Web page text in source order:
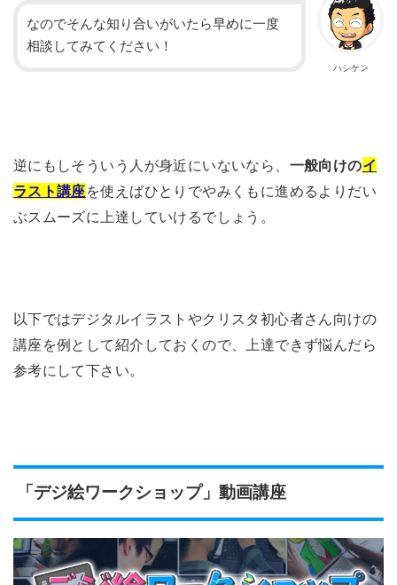
ハシケン
なのでそんな知り合いがいたら早めに一度
相談してみてください！
逆にもしそういう人が身近にいないなら、 一般向けのイ
ラスト講座を使えばひとりでやみくもに進めるよりだい
ぶスムーズに上達していけるでしょう。
以下ではデジタルイラストやクリスタ初心者さん向けの
講座を例として紹介しておくので、上達できず悩んだら
参考にして下さい。
「デジ絵ワークショップ」動画講座